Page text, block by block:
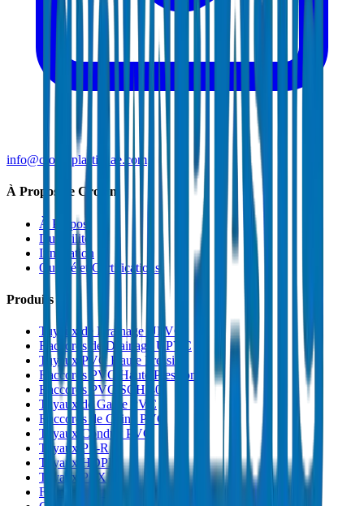
info@crownplasticuae.com
À Propos de Crown
À Propos
Durabilité
Innovation
Qualité et Certifications
Produits
Tuyaux de Drainage UPVC
Raccords de Drainage UPVC
Tuyaux PVC Haute Pression
Raccords PVC Haute Pression
Raccords PVC SCH 40
Tuyaux de Gaine PVC
Raccords de Gaine PVC
Tuyaux Conduit PVC
Tuyaux PP-R
Tuyaux HDPE
Tuyaux PEX
Fabrications et Accessoires